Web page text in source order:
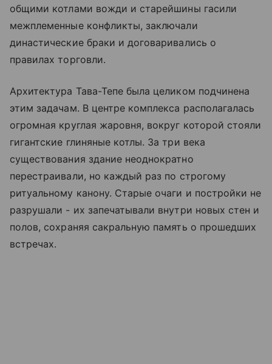
общими котлами вожди и старейшины гасили
межплеменные конфликты, заключали
династические браки и договаривались о
правилах торговли.
Архитектура Тава-Тепе была целиком подчинена
этим задачам. В центре комплекса располагалась
огромная круглая жаровня, вокруг которой стояли
гигантские глиняные котлы. За три века
существования здание неоднократно
перестраивали, но каждый раз по строгому
ритуальному канону. Старые очаги и постройки не
разрушали - их запечатывали внутри новых стен и
полов, сохраняя сакральную память о прошедших
встречах.